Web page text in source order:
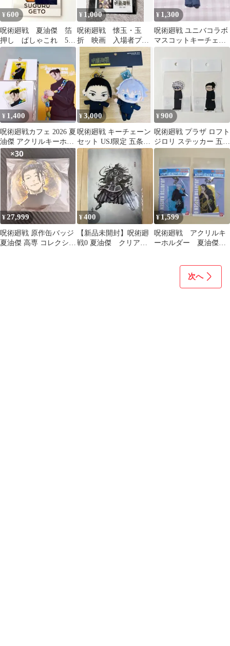
¥600
呪術廻戦 夏油傑 箔
押し ぱしゃこれ 5th
anniversary
¥ 1,000
呪術廻戦 懐玉・玉
折 映画 入場者プレ
ゼント第3弾 劇場版総
¥ 1,300
呪術廻戦 ユニバコラボ
マスコットキーチェー
¥ 1,400
呪術廻戦カフェ 2026 夏
油傑 アクリルキーホル
ダー ポストカード
¥3,000
呪術廻戦 キーチェーン
セット USJ限定 五条悟
夏油傑
¥900
呪術廻戦 プラザ ロフト
ジロリ ステッカー 五条
悟 夏油傑 ２枚セット
¥27,999
呪術廻戦 原作缶バッジ
夏油傑 高専 コレクショ
¥400
【新品未開封】呪術廻
戦0 夏油傑 クリアフ
¥1,599
呪術廻戦 アクリルキ
ーホルダー 夏油傑
次へ